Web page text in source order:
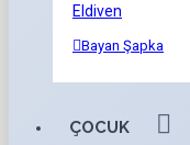
Bayan Şapka
ÇOCUK